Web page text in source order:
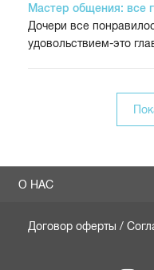
Мастер общения: все
Дочери все
удовольствием-это
О НАС
Договор оферты /